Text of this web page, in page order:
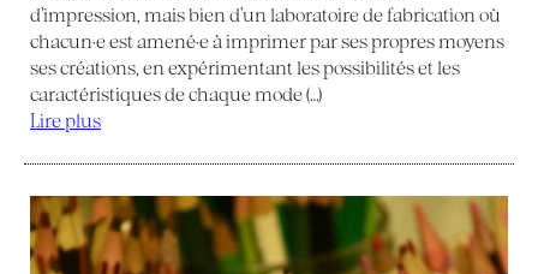
d’impression, mais bien d’un laboratoire de fabrication où
chacun·e est amené·e à imprimer par ses propres moyens
ses créations, en expérimentant les possibilités et les
caractéristiques de chaque mode (…)
Lire plus